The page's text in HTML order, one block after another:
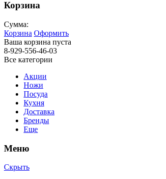
Корзина
Сумма:
Корзина Оформить
Ваша корзина пуста
8-929-556-46-03
Все категории
Акции
Ножи
Посуда
Кухня
Доставка
Бренды
Еще
Меню
Скрыть